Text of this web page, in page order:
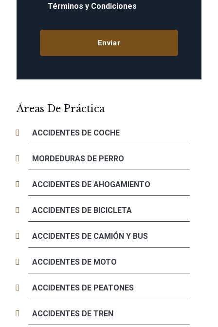
Términos y Condiciones
Áreas De Práctica
ACCIDENTES DE COCHE
MORDEDURAS DE PERRO
ACCIDENTES DE AHOGAMIENTO
ACCIDENTES DE BICICLETA
ACCIDENTES DE CAMIÓN Y BUS
ACCIDENTES DE MOTO
ACCIDENTES DE PEATONES
ACCIDENTES DE TREN